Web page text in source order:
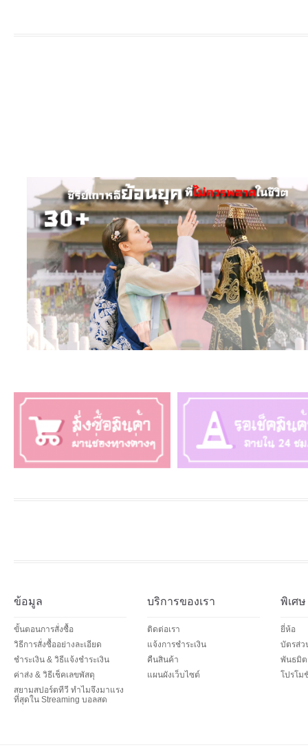
ข้อมูล
ขั้นตอนการสั่งซื้อ
วิธีการสั่งซื้ออย่างละเอียด
ชำระเงิน & วิธีแจ้งชำระเงิน
ค่าส่ง & วิธีเช็คเลขพัสดุ
สยามสปอร์ตทีวี ทำไมจึงมาแรง
ที่สุดใน Streaming บอลสด
บริการของเรา
ติดต่อเรา
แจ้งการชำระเงิน
คืนสินค้า
แผนผังเว็บไซต์
พิเศษ
ยี่ห้อ
บัตรส่ว
พันธมิต
โปรโม